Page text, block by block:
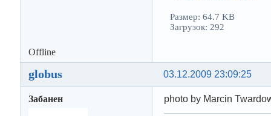
Размер: 64.7 KB
Загрузок: 292
Offline
03.12.2009 23:09:25
globus
Забанен photo by Marcin